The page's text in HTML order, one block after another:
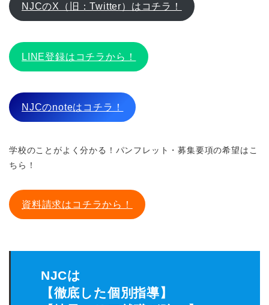
NJCのX（旧：Twitter）はコチラ！
LINE登録はコチラから！
NJCのnoteはコチラ！
学校のことがよく分かる！パンフレット・募集要項の希望はこ
ちら！
資料請求はコチラから！
NJCは
【徹底した個別指導】